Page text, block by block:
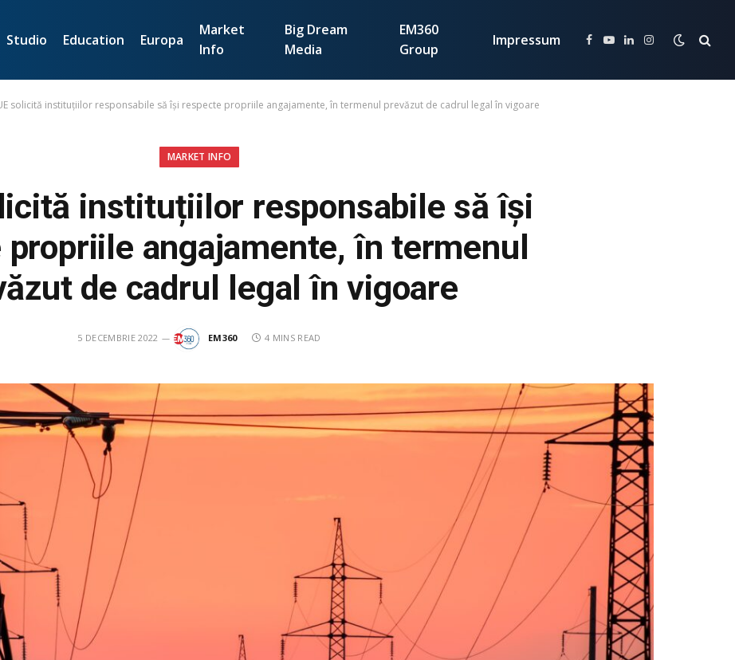
Studio Education Europa
Market
Info
Big Dream
Media
EM360
Group
Impressum Facebook
YouTube
LinkedInInstagram
solicită instituțiilor responsabile să își respecte propriile angajamente, în termenul prevăzut de cadrul legal în vigoare
MARKET INFO
instituțiilor responsabile să își
propriile angajamente, în termenul
de cadrul legal în vigoare
5 DECEMBRIE 2022 EM360 4 MINS READ